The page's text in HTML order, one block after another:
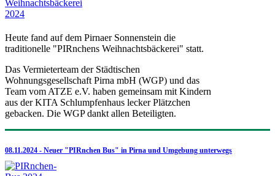
Heute fand auf dem Pirnaer Sonnenstein die
traditionelle "PIRnchens Weihnachtsbäckerei" statt.
Das Vermieterteam der Städtischen
Wohnungsgesellschaft Pirna mbH (WGP) und das
Team vom ATZE e.V. haben gemeinsam mit Kindern
aus der KITA Schlumpfenhaus lecker Plätzchen
gebacken. Die WGP dankt allen Beteiligten.
08.11.2024 - Neuer "PIRnchen Bus" in Pirna und Umgebung unterwegs